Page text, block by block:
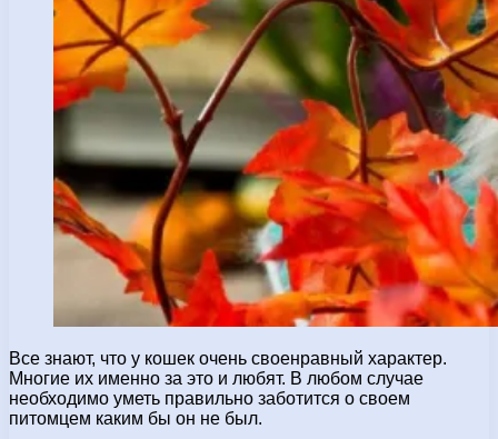
Все знают, что у кошек очень своенравный характер.
Многие их именно за это и любят. В любом случае
необходимо уметь правильно заботится о своем
питомцем каким бы он не был.